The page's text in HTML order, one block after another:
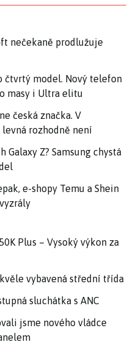
nečekaně prodlužuje
čtvrtý model. Nový telefon
masy i Ultra elitu
česká značka. V
rozhodně není
Galaxy Z? Samsung chystá
e-shopy Temu a Shein
Plus – Vysoký výkon za
vybavená střední třída
sluchátka s ANC
jsme nového vládce